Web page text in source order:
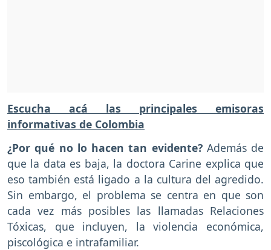
Escucha acá las principales emisoras
informativas de Colombia
¿Por qué no lo hacen tan evidente?Además de
que la data es baja, la doctora Carine explica que
eso también está ligado a la cultura del agredido.
Sin embargo, el problema se centra en que son
cada vez más posibles las llamadas Relaciones
Tóxicas, que incluyen, la violencia económica,
piscológica e intrafamiliar.